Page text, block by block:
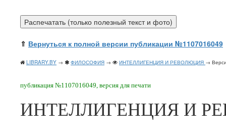
⇑ Вернуться к полной версии публикации №1107016049
LIBRARY.BY → ФИЛОСОФИЯ → ИНТЕЛЛИГЕНЦИЯ И РЕВОЛЮЦИЯ →
публикация №1107016049, версия для печати
ИНТЕЛЛИГЕНЦИЯ И